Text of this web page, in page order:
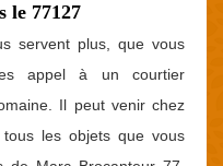
le 77127
servent plus, que vous
appel à un courtier
Il peut venir chez
les objets que vous